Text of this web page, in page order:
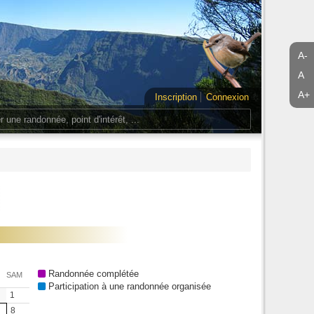
A-
A
A+
Inscription
Connexion
SAM
1
8
Randonnée complétée
Participation à une randonnée organisée